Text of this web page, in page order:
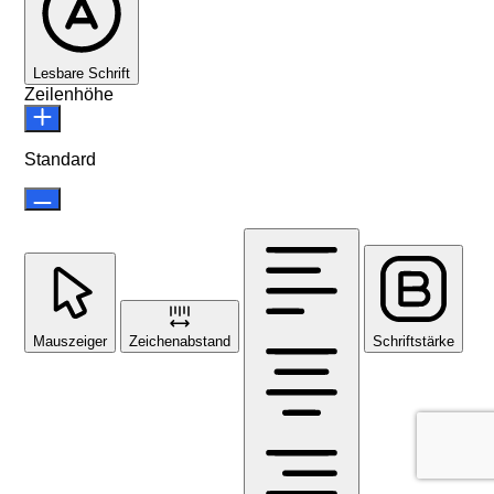
Lesbare Schrift
Zeilenhöhe
Standard
Mauszeiger Zeichenabstand Schriftstärke